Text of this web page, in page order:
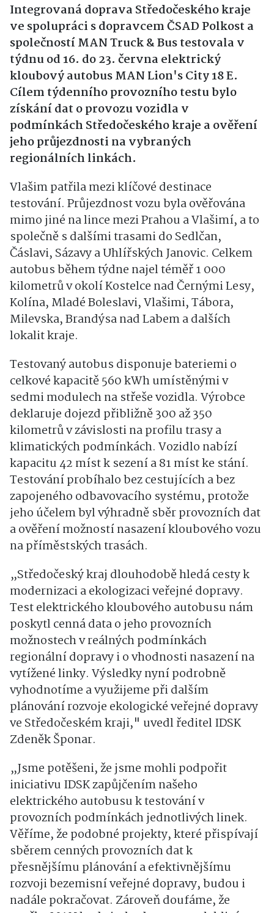
Integrovaná doprava Středočeského kraje
ve spolupráci s dopravcem ČSAD Polkost a
společností MAN Truck & Bus testovala v
týdnu od 16. do 23. června elektrický
kloubový autobus MAN Lion's City 18 E.
Cílem týdenního provozního testu bylo
získání dat o provozu vozidla v
podmínkách Středočeského kraje a ověření
jeho průjezdnosti na vybraných
regionálních linkách.
Vlašim patřila mezi klíčové destinace
testování. Průjezdnost vozu byla ověřována
mimo jiné na lince mezi Prahou a Vlašimí, a to
společně s dalšími trasami do Sedlčan,
Čáslavi, Sázavy a Uhlířských Janovic. Celkem
autobus během týdne najel téměř 1 000
kilometrů v okolí Kostelce nad Černými Lesy,
Kolína, Mladé Boleslavi, Vlašimi, Tábora,
Milevska, Brandýsa nad Labem a dalších
lokalit kraje.
Testovaný autobus disponuje bateriemi o
celkové kapacitě 560 kWh umístěnými v
sedmi modulech na střeše vozidla. Výrobce
deklaruje dojezd přibližně 300 až 350
kilometrů v závislosti na profilu trasy a
klimatických podmínkách. Vozidlo nabízí
kapacitu 42 míst k sezení a 81 míst ke stání.
Testování probíhalo bez cestujících a bez
zapojeného odbavovacího systému, protože
jeho účelem byl výhradně sběr provozních dat
a ověření možností nasazení kloubového vozu
na příměstských trasách.
„Středočeský kraj dlouhodobě hledá cesty k
modernizaci a ekologizaci veřejné dopravy.
Test elektrického kloubového autobusu nám
poskytl cenná data o jeho provozních
možnostech v reálných podmínkách
regionální dopravy i o vhodnosti nasazení na
vytížené linky. Výsledky nyní podrobně
vyhodnotíme a využijeme při dalším
plánování rozvoje ekologické veřejné dopravy
ve Středočeském kraji," uvedl ředitel IDSK
Zdeněk Šponar.
„Jsme potěšeni, že jsme mohli podpořit
iniciativu IDSK zapůjčením našeho
elektrického autobusu k testování v
provozních podmínkách jednotlivých linek.
Věříme, že podobné projekty, které přispívají
sběrem cenných provozních dat k
přesnějšímu plánování a efektivnějšímu
rozvoji bezemisní veřejné dopravy, budou i
nadále pokračovat. Zároveň doufáme, že